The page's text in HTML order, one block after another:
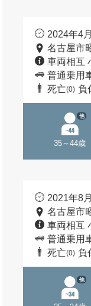
2024年4
名古屋市
車両相互
普通乗用
死亡(0) 負
35～44歳
他
2021年8
名古屋市
車両相互
普通乗用
死亡(0) 負
他